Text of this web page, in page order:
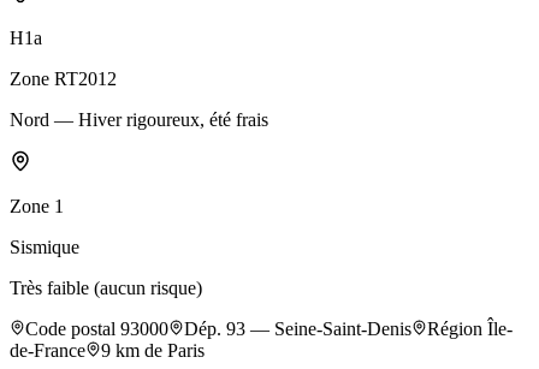
H1a
Zone RT2012
Nord — Hiver rigoureux, été frais
Zone 1
Sismique
Très faible (aucun risque)
Code postal 93000 Dép. 93 — Seine-Saint-Denis Région Île-
de-France
9 km de Paris